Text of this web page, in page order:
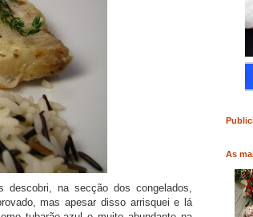
descobri, na secção dos congelados,
mas apesar disso arrisquei e lá
LIVRO
As